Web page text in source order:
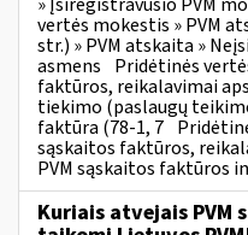
vertės mokestis » PVM
str.) » PVM atskaita »
asmens Pridėtinės
faktūros, reikalavimai
tiekimo (paslaugų
faktūra (78-1, 7
sąskaitos faktūros,
PVM sąskaitos faktūros
Kuriais atvejais